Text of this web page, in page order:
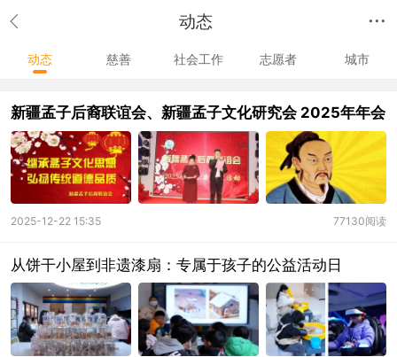
动态
动态 慈善 社会工作 志愿者 城市
新疆孟子后裔联谊会、新疆孟子文化研究会 2025年年会
77130阅读
2025-12-22 15:35
从饼干小屋到非遗漆扇：专属于孩子的公益活动日